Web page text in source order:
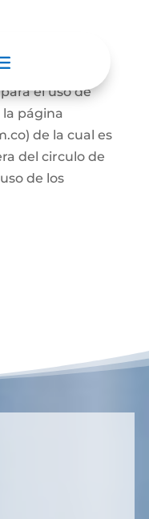
establecen
el uso de
la página
de la cual es
del circulo de
de los